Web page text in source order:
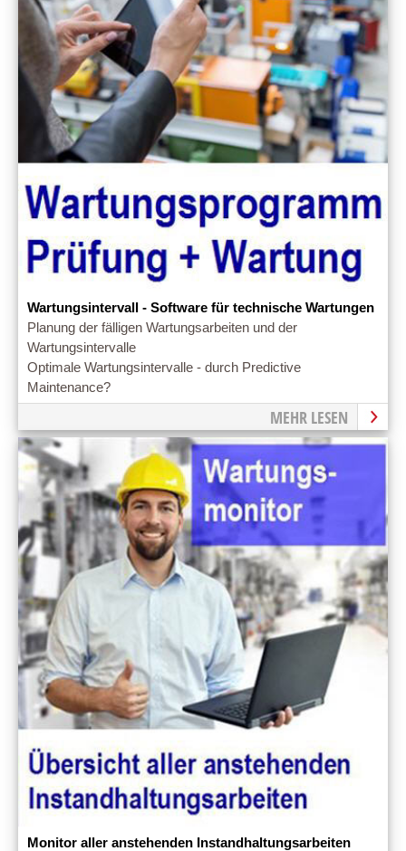
Wartungsintervall - Software für technische Wartungen
Planung der fälligen Wartungsarbeiten und der
Wartungsintervalle
Optimale Wartungsintervalle - durch Predictive
Maintenance?
MEHR LESEN
Monitor aller anstehenden Instandhaltungsarbeiten